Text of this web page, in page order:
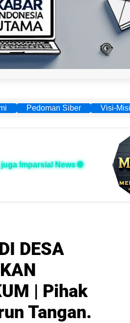
Pedoman Siber Visi-Misi
News 🌐
DESA
| Pihak
Tangan.